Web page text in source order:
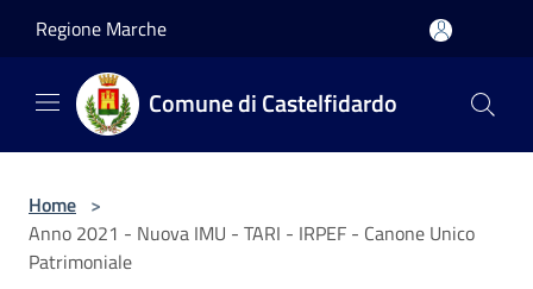
Regione Marche
Comune di Castelfidardo
Home >
Anno 2021 - Nuova IMU - TARI - IRPEF - Canone Unico
Patrimoniale